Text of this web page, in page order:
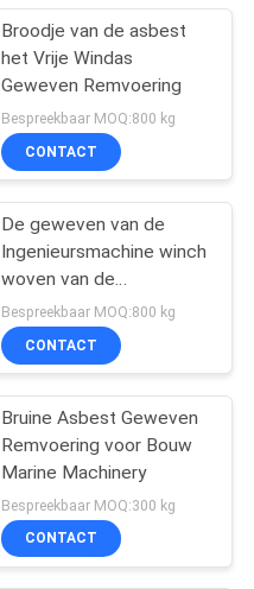
Broodje van de asbest
het Vrije Windas
Geweven Remvoering
Bespreekbaar MOQ:800 kg
CONTACT
De geweven van de
Ingenieursmachine winch
woven van de
Broodjesvoering Band
van de de Remvoerings
Materiële Rem
Bespreekbaar MOQ:800 kg
CONTACT
Bruine Asbest Geweven
Remvoering voor Bouw
Marine Machinery
Bespreekbaar MOQ:300 kg
CONTACT